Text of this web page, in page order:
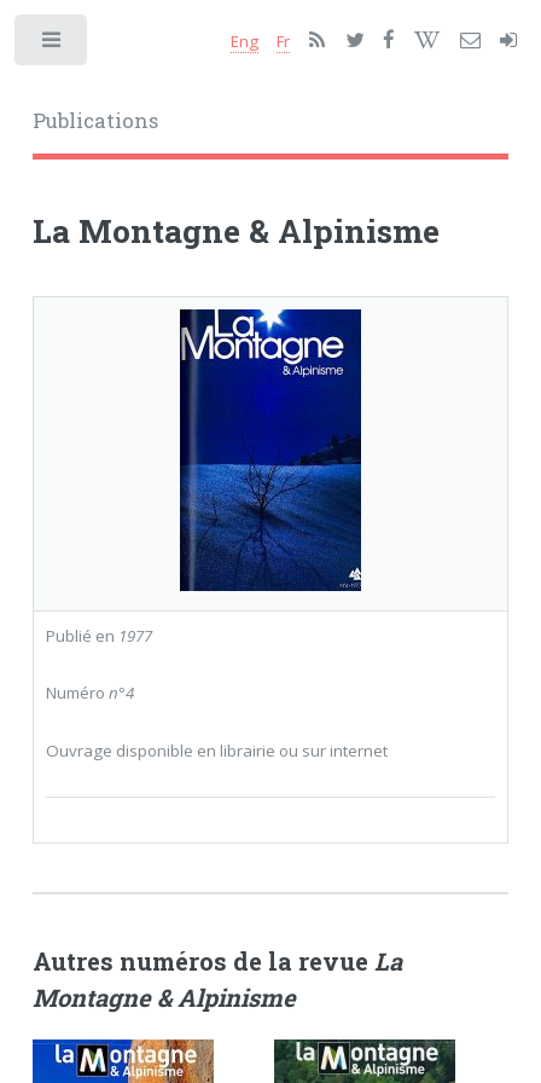
Publications
Eng Fr
La Montagne & Alpinisme
Publié en 1977
Numéro n°4
Ouvrage disponible en librairie ou sur internet
Autres numéros de la revue La
Montagne & Alpinisme